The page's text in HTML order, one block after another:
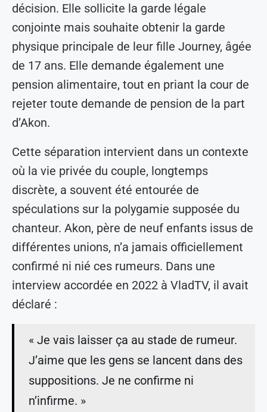
décision. Elle sollicite la garde légale
conjointe mais souhaite obtenir la garde
physique principale de leur fille Journey, âgée
de 17 ans. Elle demande également une
pension alimentaire, tout en priant la cour de
rejeter toute demande de pension de la part
d’Akon.
Cette séparation intervient dans un contexte
où la vie privée du couple, longtemps
discrète, a souvent été entourée de
spéculations sur la polygamie supposée du
chanteur. Akon, père de neuf enfants issus de
différentes unions, n’a jamais officiellement
confirmé ni nié ces rumeurs. Dans une
interview accordée en 2022 à VladTV, il avait
déclaré :
« Je vais laisser ça au stade de rumeur.
J’aime que les gens se lancent dans des
suppositions. Je ne confirme ni
n’infirme. »